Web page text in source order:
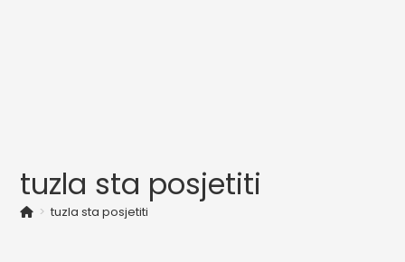
tuzla sta posjetiti
> tuzla sta posjetiti